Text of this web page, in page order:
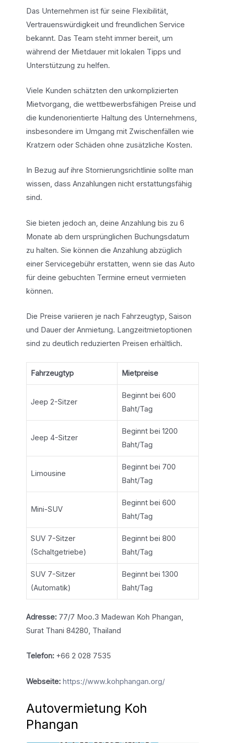
Das Unternehmen ist für seine Flexibilität,
Vertrauenswürdigkeit und freundlichen Service
bekannt. Das Team steht immer bereit, um
während der Mietdauer mit lokalen Tipps und
Unterstützung zu helfen.
Viele Kunden schätzten den unkomplizierten
Mietvorgang, die wettbewerbsfähigen Preise und
die kundenorientierte Haltung des Unternehmens,
insbesondere im Umgang mit Zwischenfällen wie
Kratzern oder Schäden ohne zusätzliche Kosten.
In Bezug auf ihre Stornierungsrichtlinie sollte man
wissen, dass Anzahlungen nicht erstattungsfähig
sind.
Sie bieten jedoch an, deine Anzahlung bis zu 6
Monate ab dem ursprünglichen Buchungsdatum
zu halten. Sie können die Anzahlung abzüglich
einer Servicegebühr erstatten, wenn sie das Auto
für deine gebuchten Termine erneut vermieten
können.
Die Preise variieren je nach Fahrzeugtyp, Saison
und Dauer der Anmietung. Langzeitmietoptionen
sind zu deutlich reduzierten Preisen erhältlich.
Fahrzeugtyp Mietpreise
Jeep 2-Sitzer
Beginnt bei 600
Baht/Tag
Jeep 4-Sitzer
Beginnt bei 1200
Baht/Tag
Limousine
Beginnt bei 700
Baht/Tag
Mini-SUV
Beginnt bei 600
Baht/Tag
SUV 7-Sitzer
(Schaltgetriebe)
Beginnt bei 800
Baht/Tag
SUV 7-Sitzer
(Automatik)
Beginnt bei 1300
Baht/Tag
Adresse:77/7 Moo.3 Madewan Koh Phangan,
Surat Thani 84280, Thailand
Telefon:+66 2 028 7535
Webseite: https://www.kohphangan.org/
Autovermietung Koh
Phangan